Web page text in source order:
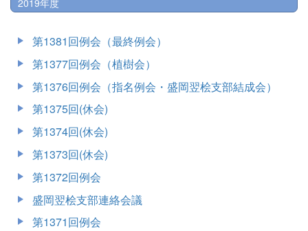
第1381回例会（最終例会）
第1377回例会（植樹会）
第1376回例会（指名例会・盛岡翌桧支部結成会）
第1375回(休会)
第1374回(休会)
第1373回(休会)
第1372回例会
盛岡翌桧支部連絡会議
第1371回例会